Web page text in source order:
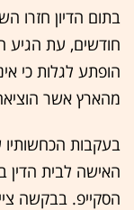
בתום הדיון חזרו
חודשים, עת הגיע
הופתע לגלות כי
מהארץ אשר
בעקבות
הסקייפ. בבקשה